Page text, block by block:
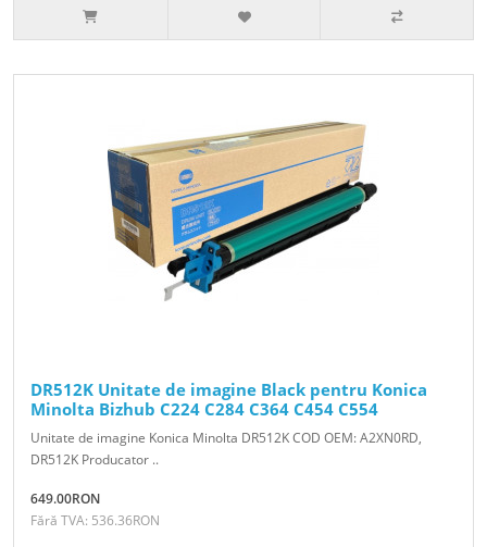
DR512K Unitate de imagine Black pentru Konica
Minolta Bizhub C224 C284 C364 C454 C554
Unitate de imagine Konica Minolta DR512K COD OEM: A2XN0RD,
DR512K Producator ..
649.00RON
Fără TVA: 536.36RON